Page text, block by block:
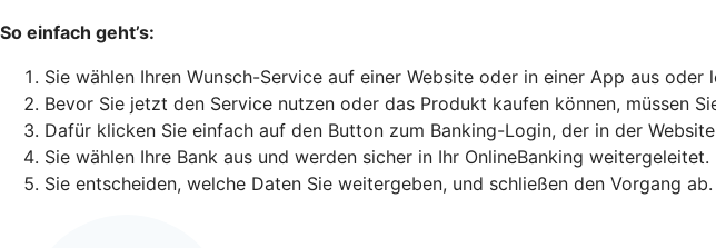
So einfach geht’s:
Sie wählen Ihren Wunsch-Service auf einer Website oder in einer App aus oder
Bevor Sie jetzt den Service nutzen oder das Produkt kaufen können, müssen
Dafür klicken Sie einfach auf den Button zum Banking-Login, der in der
Sie wählen Ihre Bank aus und werden sicher in Ihr OnlineBanking
Sie entscheiden, welche Daten Sie weitergeben, und schließen den Vorgang ab.